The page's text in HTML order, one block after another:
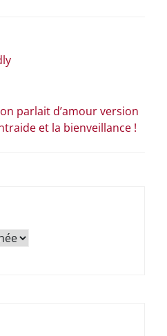
parlait d’amour version
et la bienveillance !